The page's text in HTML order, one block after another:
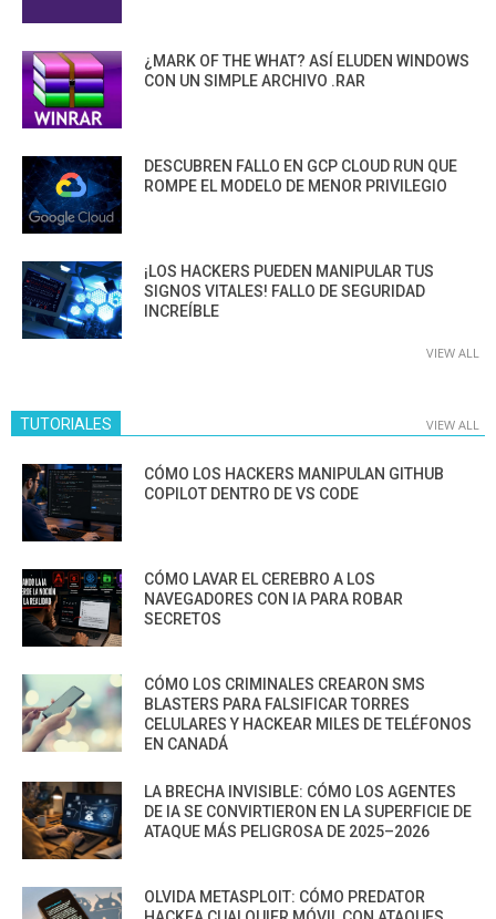
¿MARK OF THE WHAT? ASÍ ELUDEN WINDOWS
CON UN SIMPLE ARCHIVO .RAR
DESCUBREN FALLO EN GCP CLOUD RUN QUE
ROMPE EL MODELO DE MENOR PRIVILEGIO
¡LOS HACKERS PUEDEN MANIPULAR TUS
SIGNOS VITALES! FALLO DE SEGURIDAD
INCREÍBLE
VIEW ALL
TUTORIALES VIEW ALL
CÓMO LOS HACKERS MANIPULAN GITHUB
COPILOT DENTRO DE VS CODE
CÓMO LAVAR EL CEREBRO A LOS
NAVEGADORES CON IA PARA ROBAR
SECRETOS
CÓMO LOS CRIMINALES CREARON SMS
BLASTERS PARA FALSIFICAR TORRES
CELULARES Y HACKEAR MILES DE TELÉFONOS
EN CANADÁ
LA BRECHA INVISIBLE: CÓMO LOS AGENTES
DE IA SE CONVIRTIERON EN LA SUPERFICIE DE
ATAQUE MÁS PELIGROSA DE 2025–2026
OLVIDA METASPLOIT: CÓMO PREDATOR